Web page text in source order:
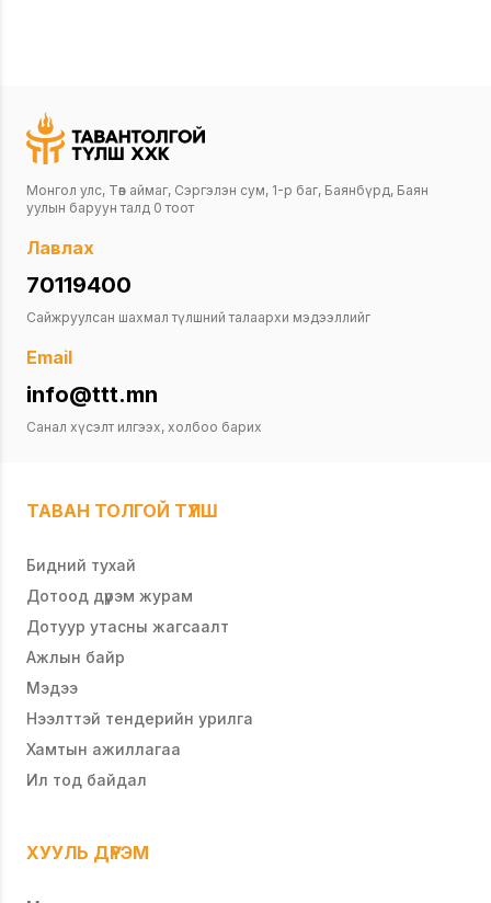
Монгол улс, Төв аймаг, Сэргэлэн сум, 1-р баг, Баянбүрд, Баян
уулын баруун талд 0 тоот
Лавлах
70119400
Сайжруулсан шахмал түлшний талаархи мэдээллийг
Email
info@ttt.mn
Санал хүсэлт илгээх, холбоо барих
ТАВАН ТОЛГОЙ ТҮЛШ
Бидний тухай
Дотоод дүрэм журам
Дотуур утасны жагсаалт
Ажлын байр
Мэдээ
Нээлттэй тендерийн урилга
Хамтын ажиллагаа
Ил тод байдал
ХУУЛЬ ДҮРЭМ